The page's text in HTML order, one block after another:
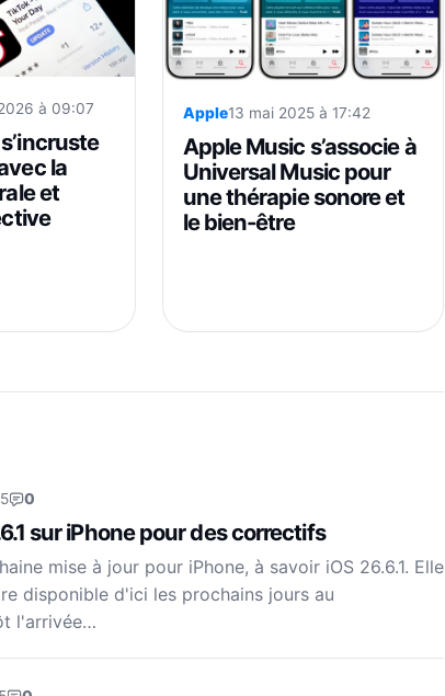
à 09:07
la
et
Apple13 mai 2025 à 17:42
Apple Music s’associe à
Universal Music pour
une thérapie sonore et
le bien-être
0
sur iPhone pour des correctifs
mise à jour pour iPhone, à savoir iOS 26.6.1. Elle
disponible d'ici les prochains jours au
l'arrivée…